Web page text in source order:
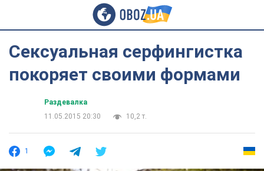
Сексуальная серфингистка
покоряет своими формами
Раздевалка
11.05.2015 20:30
10,2 т.
1